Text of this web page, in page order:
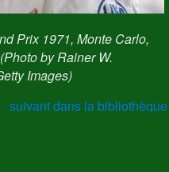
Prix 1971, Monte Carlo,
by Rainer W.
Images)
suivant dans la bibliothèque